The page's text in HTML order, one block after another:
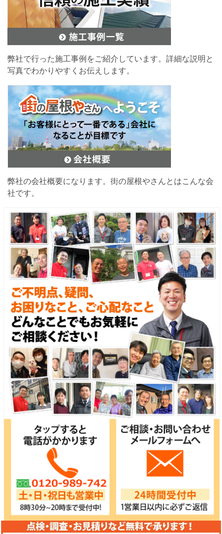
弊社で行った施工事例をご紹介しています。詳細な説明と
写真でわかりやすくお伝えします。
弊社の会社概要になります。街の屋根やさんとはこんな会
社です。